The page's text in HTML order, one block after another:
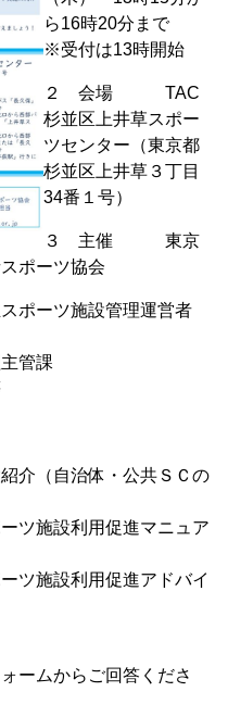
ら16時20分まで
※受付は13時開始
２ 会場 TAC
杉並区上井草スポー
ツセンター（東京都
杉並区上井草３丁目
34番１号）
３ 主催 東京
ポーツ協会
ーツ施設管理運営者
管課
（自治体・公共ＳＣの
ツ施設利用促進マニュア
ツ施設利用促進アドバイ
ームからご回答くださ